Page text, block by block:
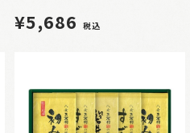
¥5,686 税込